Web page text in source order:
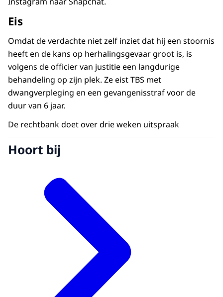
Eis
Omdat de verdachte niet zelf inziet dat hij een stoornis
heeft en de kans op herhalingsgevaar groot is, is
volgens de officier van justitie een langdurige
behandeling op zijn plek. Ze eist TBS met
dwangverpleging en een gevangenisstraf voor de
duur van 6 jaar.
De rechtbank doet over drie weken uitspraak
Hoort bij